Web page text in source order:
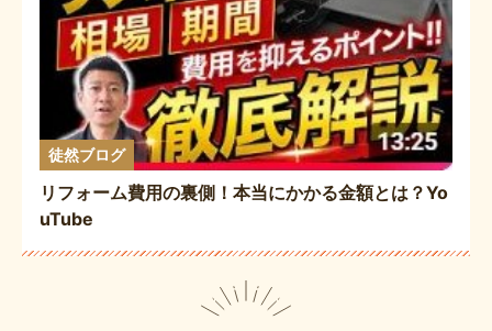
徒然ブログ
リフォーム費用の裏側！本当にかかる金額とは？Yo
uTube